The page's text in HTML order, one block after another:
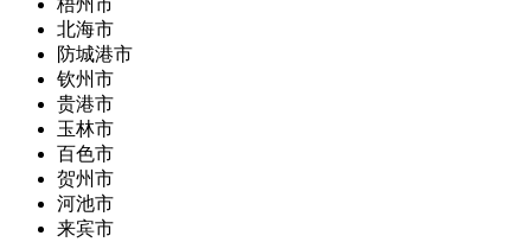
梧州市
北海市
防城港市
钦州市
贵港市
玉林市
百色市
贺州市
河池市
来宾市